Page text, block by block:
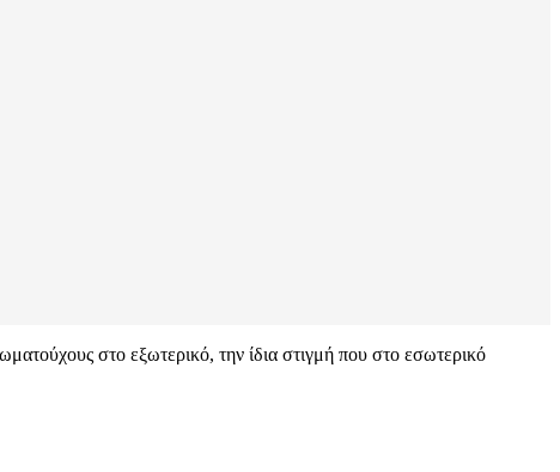
στο εξωτερικό, την ίδια στιγμή που στο εσωτερικό